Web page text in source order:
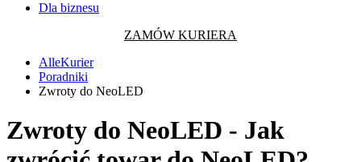
Dla biznesu
ZAMÓW KURIERA
AlleKurier
Poradniki
Zwroty do NeoLED
Zwroty do NeoLED - Jak